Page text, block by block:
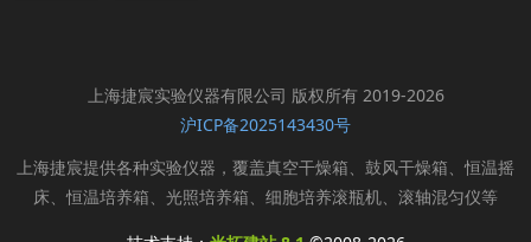
上海捷宸实验仪器有限公司 版权所有 2019-2026
沪ICP备2025143430号
上海捷宸提供各种实验仪器，覆盖真空干燥箱、鼓风干燥箱、恒温摇
床、恒温培养箱、光照培养箱、细胞培养滚瓶机、滚轴混匀仪等